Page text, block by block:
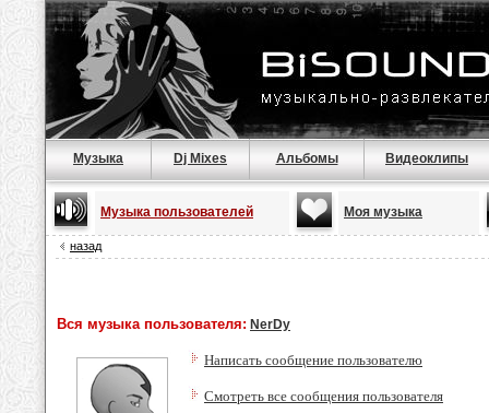
Музыка Dj Mixes Альбомы Видеоклипы
Музыка пользователей Моя музыка
назад
Вся музыка пользователя: NerDy
Написать сообщение пользователю
Смотреть все сообщения пользователя